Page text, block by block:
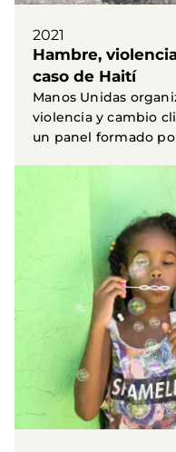
2021
Hambre,
caso de Haití
Manos Unidas
violencia y cambio
un panel formado